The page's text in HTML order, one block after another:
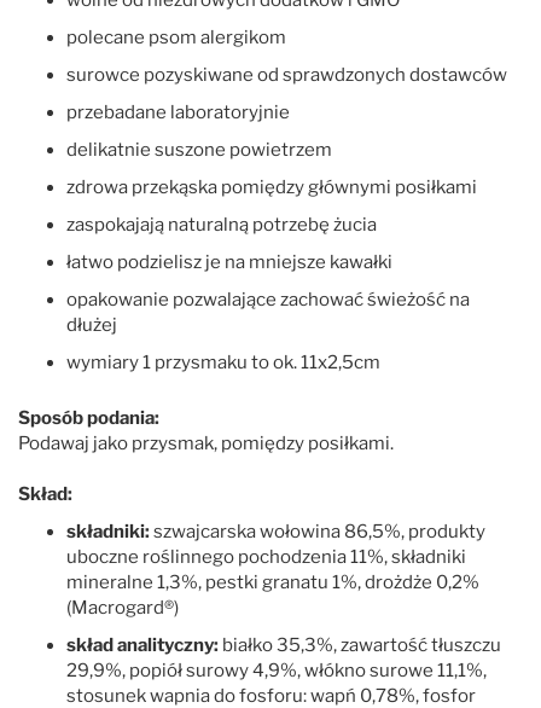
polecane psom alergikom
surowce pozyskiwane od sprawdzonych dostawców
przebadane laboratoryjnie
delikatnie suszone powietrzem
zdrowa przekąska pomiędzy głównymi posiłkami
zaspokajają naturalną potrzebę żucia
łatwo podzielisz je na mniejsze kawałki
opakowanie pozwalające zachować świeżość na
dłużej
wymiary 1 przysmaku to ok. 11x2,5cm
Sposób podania:
Podawaj jako przysmak, pomiędzy posiłkami.
Skład:
składniki:szwajcarska wołowina 86,5%, produkty
uboczne roślinnego pochodzenia 11%, składniki
mineralne 1,3%, pestki granatu 1%, drożdże 0,2%
(Macrogard®)
skład analityczny: białko 35,3%, zawartość tłuszczu
29,9%, popiół surowy 4,9%, włókno surowe 11,1%,
stosunek wapnia do fosforu: wapń 0,78%, fosfor